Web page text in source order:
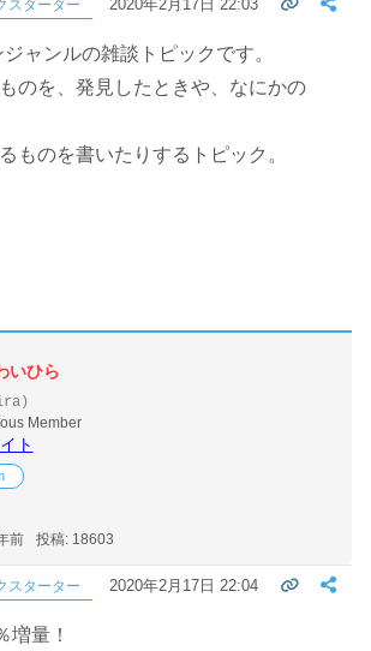
スターター 2020年2月17日 22:03
ャンルの雑談トピックです。
のを、発見したときや、なにかの
ものを書いたりするトピック。
いひら
Member
ト
前 投稿: 18603
スターター 2020年2月17日 22:04
増量！